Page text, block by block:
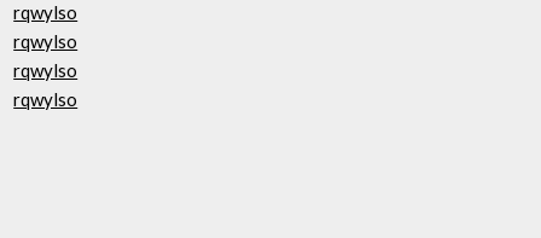
rqwylso
rqwylso
rqwylso
rqwylso